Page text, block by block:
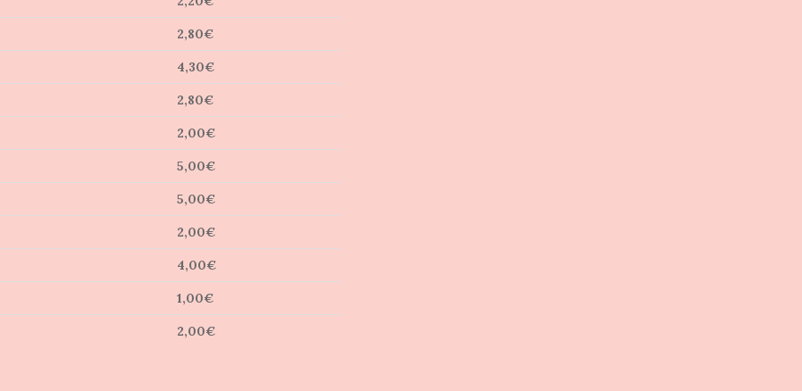
2,80€
4,30€
2,80€
2,00€
5,00€
5,00€
2,00€
4,00€
1,00€
2,00€